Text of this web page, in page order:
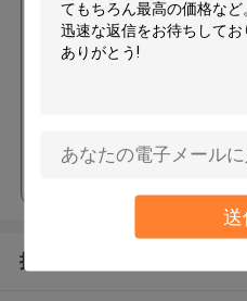
送
は掛か
パーを
続行
推薦されたプロダクト